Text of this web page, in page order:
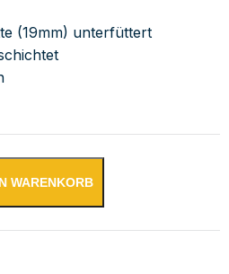
(19mm) unterfüttert
mit Aufkantung
WARENKORB